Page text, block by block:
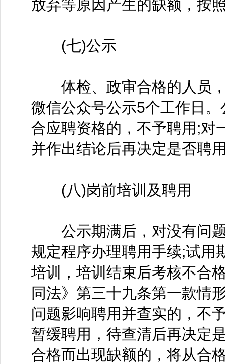
放弃等原因产生的缺额，按
(七)公示
体检、政审合格的人员，
微信公众号公示5个工作日
合应聘资格的，不予聘用;对
并作出结论后再决定是否聘
(八)岗前培训及聘用
公示期满后，对没有问题
规定程序办理聘用手续;试用
培训，培训结束后考核不合
同法》第三十九条第一款情
问题影响聘用并查实的，不
暂缓聘用，待查清后再决定
合格而出现缺额的，将从合